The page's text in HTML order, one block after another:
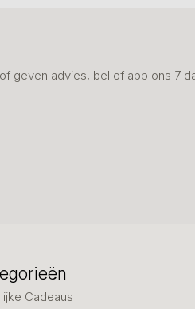
geven advies, bel of app ons 7
Cadeaus